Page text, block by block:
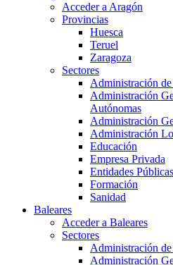
Acceder a Aragón
Provincias
Huesca
Teruel
Zaragoza
Sectores
Administración de
Administración
Autónomas
Administración
Administración
Educación
Empresa Privada
Entidades
Formación
Sanidad
Baleares
Acceder a Baleares
Sectores
Administración de
Administración